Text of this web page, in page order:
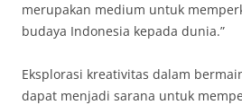
merupakan medium untuk
budaya Indonesia kepada dunia.”
Eksplorasi kreativitas dalam
dapat menjadi sarana untuk